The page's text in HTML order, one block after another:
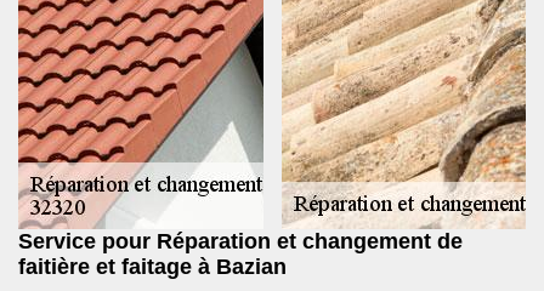
Service pour Réparation et changement de
faitière et faitage à Bazian